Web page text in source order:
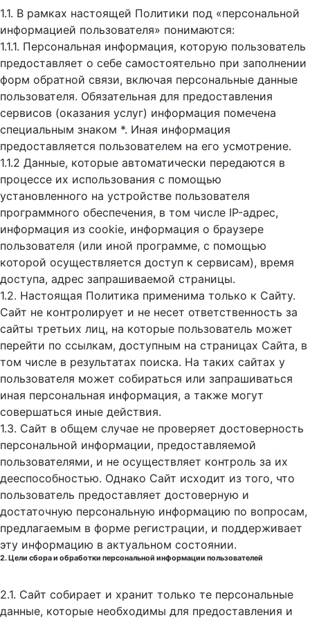
1.1. В рамках настоящей Политики под «персональной
информацией пользователя» понимаются:
1.1.1. Персональная информация, которую пользователь
предоставляет о себе самостоятельно при заполнении
форм обратной связи, включая персональные данные
пользователя. Обязательная для предоставления
сервисов (оказания услуг) информация помечена
специальным знаком *. Иная информация
предоставляется пользователем на его усмотрение.
1.1.2 Данные, которые автоматически передаются в
процессе их использования с помощью
установленного на устройстве пользователя
программного обеспечения, в том числе IP-адрес,
информация из cookie, информация о браузере
пользователя (или иной программе, с помощью
которой осуществляется доступ к cервисам), время
доступа, адрес запрашиваемой страницы.
1.2. Настоящая Политика применима только к Сайту.
Сайт не контролирует и не несет ответственность за
сайты третьих лиц, на которые пользователь может
перейти по ссылкам, доступным на страницах Сайта, в
том числе в результатах поиска. На таких сайтах у
пользователя может собираться или запрашиваться
иная персональная информация, а также могут
совершаться иные действия.
1.3. Сайт в общем случае не проверяет достоверность
персональной информации, предоставляемой
пользователями, и не осуществляет контроль за их
дееспособностью. Однако Сайт исходит из того, что
пользователь предоставляет достоверную и
достаточную персональную информацию по вопросам,
предлагаемым в форме регистрации, и поддерживает
эту информацию в актуальном состоянии.
2. Цели сбора и обработки персональной информации пользователей
2.1. Сайт собирает и хранит только те персональные
данные, которые необходимы для предоставления и